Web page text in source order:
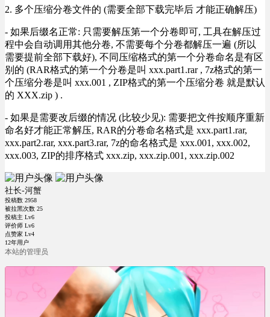
2. 多个压缩分卷文件的 (需要全部下载完毕后 才能正确解压)
- 如果后缀名正常: 只需要解压第一个分卷即可, 工具在解压过
程中会自动调用其他分卷, 不需要每个分卷都解压一遍 (所以
需要提前全部下载好), 不同压缩格式的第一个分卷命名是有区
别的 (RAR格式的第一个分卷是叫 xxx.part1.rar , 7z格式的第一
个压缩分卷是叫 xxx.001 , ZIP格式的第一个压缩分卷 就是默认
的 XXX.zip ) .
- 如果是需要改后缀的情况 (比较少见): 需要把文件按顺序重新
命名好才能正常解压, RAR的分卷命名格式是 xxx.part1.rar,
xxx.part2.rar, xxx.part3.rar, 7z的命名格式是 xxx.001, xxx.002,
xxx.003, ZIP的排序格式 xxx.zip, xxx.zip.001, xxx.zip.002
社长-河蟹
投稿数 2958
被拉黑次数 25
投稿主 Lv6
评价师 Lv6
点赞家 Lv4
12年用户
本站的管理员